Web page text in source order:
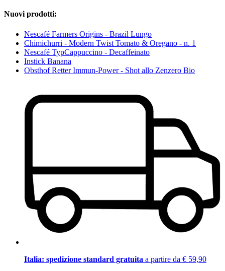
Nuovi prodotti:
Nescafé Farmers Origins - Brazil Lungo
Chimichurri - Modern Twist Tomato & Oregano - n. 1
Nescafé TypCappuccino - Decaffeinato
Instick Banana
Obsthof Retter Immun-Power - Shot allo Zenzero Bio
Italia: spedizione standard gratuita a partire da € 59,90